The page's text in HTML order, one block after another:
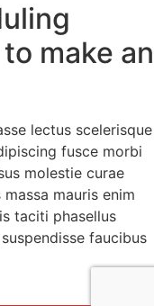
make an
lectus scelerisque
fusce morbi
molestie curae
mauris enim
taciti phasellus
faucibus